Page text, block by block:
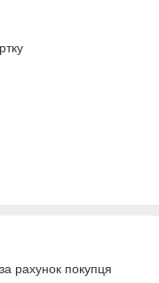
рахунок покупця